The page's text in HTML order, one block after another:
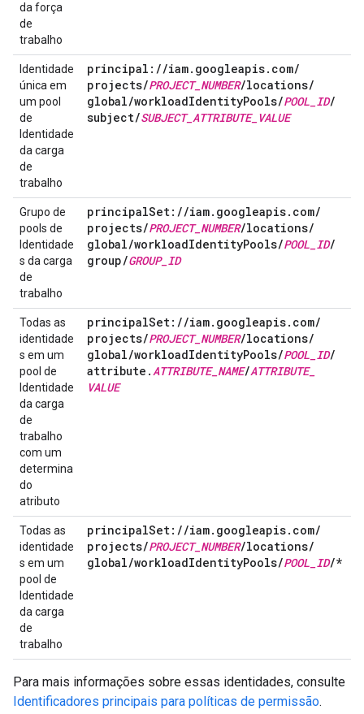
da força
de
trabalho
Identidade
única em
um pool
de
Identidade
da carga
de
trabalho
principal: //iam. googleapis. com/
projects/PROJECT_ NUMBER/locations/
global/workloadIdentityPools/POOL ID/
subject/SUBJECT_ ATTRIBUTE_ VALUE
Grupo de
pools de
Identidade
s da carga
de
trabalho
principalSet: //iam. googleapis. com/
projects/PROJECT_ NUMBER/locations/
global/workloadIdentityPools/POOL ID/
group/GROUP_ ID
Todas as
identidade
s em um
pool de
Identidade
da carga
de
trabalho
com um
determina
do
atributo
principalSet: //iam. googleapis. com/
projects/PROJECT_ NUMBER/locations/
global/workloadIdentityPools/POOL ID/
attribute .ATTRIBUTE_ NAME/ATTRIBUTE_
VALUE
Todas as
identidade
s em um
pool de
Identidade
da carga
de
trabalho
principalSet: //iam. googleapis. com/
projects/PROJECT_ NUMBER/locations/
global/workloadIdentityPools/POOL ID/*
Para mais informações sobre essas identidades, consulte
Identificadores principais para políticas de permissão.